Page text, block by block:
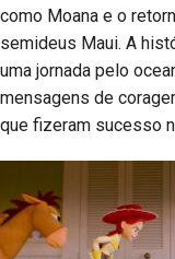
como Moana e o
semideus Maui. A
uma jornada pelo
mensagens de
que fizeram sucesso